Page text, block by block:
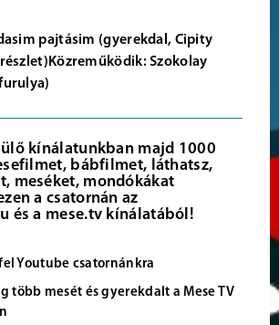
pajtásim (gyerekdal, Cipity
Szokolay
kínálatunkban majd 1000
bábfilmet, láthatsz,
meséket, mondókákat
a csatornán az
és a mese.tv kínálatából!
Youtube csatornánkra
több mesét és gyerekdalt a Mese TV